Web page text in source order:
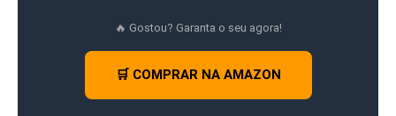
🔥 Gostou? Garanta o seu agora!
🛒 COMPRAR NA AMAZON